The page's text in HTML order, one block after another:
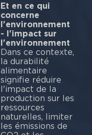
Et en ce qui
concerne
l'environnement
- l'impact sur
l'environnement
Dans ce contexte,
la durabilité
alimentaire
signifie réduire
l'impact de la
production sur les
ressources
naturelles, limiter
les émissions de